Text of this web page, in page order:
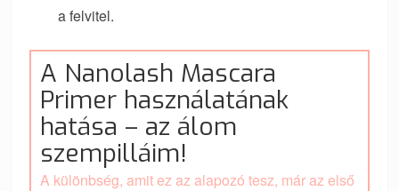
a felvitel.
A Nanolash Mascara
Primer használatának
hatása – az álom
szempilláim!
A különbség, amit ez az alapozó tesz, már az első